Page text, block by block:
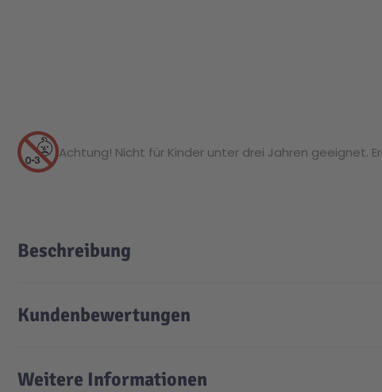
Achtung! Nicht für Kinder unter drei Jahren geeignet.
Beschreibung
Kundenbewertungen
Weitere Informationen